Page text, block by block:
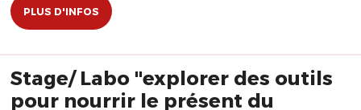
PLUS D'INFOS
Stage/ Labo "explorer des outils
pour nourrir le présent du